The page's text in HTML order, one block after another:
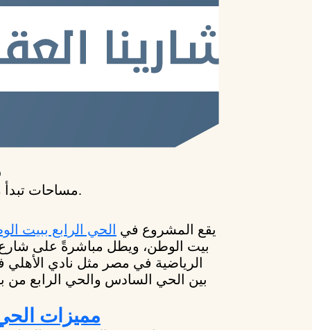
مساحات تبدأ من 188 متر وحتى 214 متر.
يقع المشروع في الحي الرابع ببيت
بيت الوطن، ويطل مباشرةً على شارع
الرياضية في مصر مثل نادي
بين الحي السادس والحي الرابع
مميزات